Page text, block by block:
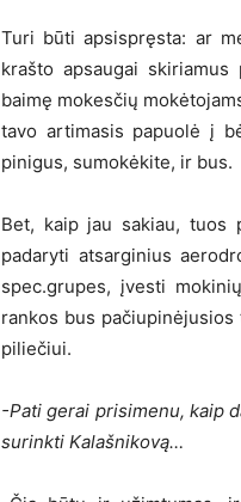
Turi būti apsispręsta: ar
krašto apsaugai
baimę mokesčių
tavo artimasis papuolė į
pinigus, sumokėkite, ir bus.
Bet, kaip jau sakiau, tuos
padaryti atsarginius
spec.grupes, įvesti
rankos bus
piliečiui.
-Pati gerai prisimenu, kaip
surinkti Kalašnikovą…